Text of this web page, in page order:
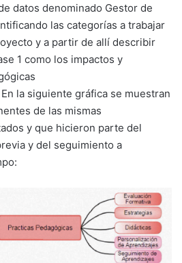
datos denominado Gestor de
las categorías a trabajar
y a partir de allí describir
1 como los impactos y
la siguiente gráfica se muestran
de las mismas
y que hicieron parte del
y del seguimiento a